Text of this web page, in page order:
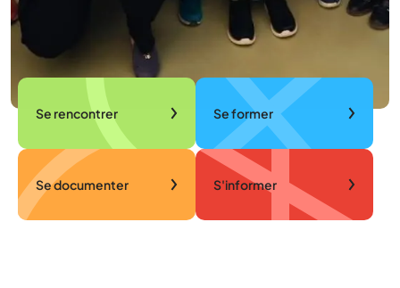
Se rencontrer Se former
Se documenter S'informer